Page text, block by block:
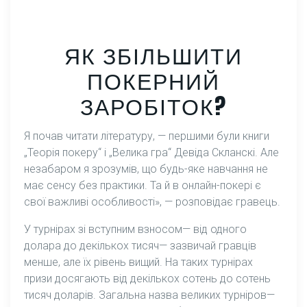
ЯК ЗБІЛЬШИТИ
ПОКЕРНИЙ
ЗАРОБІТОК?
Я почав читати літературу, — першими були книги
„Теорія покеру“ і „Велика гра“ Девіда Скланскі. Але
незабаром я зрозумів, що будь-яке навчання не
має сенсу без практики. Та й в онлайн-покері є
свої важливі особливості», — розповідає гравець.
У турнірах зі вступним взносом— від одного
долара до декількох тисяч— зазвичай гравців
менше, але їх рівень вищий. На таких турнірах
призи досягають від декількох сотень до сотень
тисяч доларів. Загальна назва великих турніров—